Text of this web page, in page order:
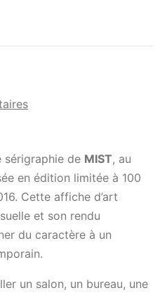
sérigraphie de MIST, au
en édition limitée à 100
Cette affiche d’art
et son rendu
du caractère à un
un salon, un bureau, une